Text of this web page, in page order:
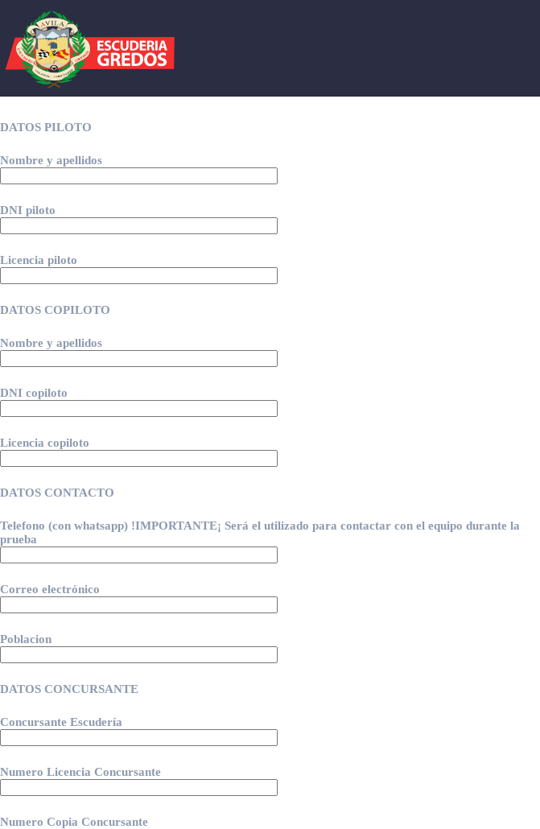
contenido
DATOS PILOTO
Nombre y apellidos
DNI piloto
Licencia piloto
DATOS COPILOTO
Nombre y apellidos
DNI copiloto
Licencia copiloto
DATOS CONTACTO
Telefono (con whatsapp) !IMPORTANTE¡ Será el utilizado para contactar con el equipo durante la
prueba
Correo electrónico
Poblacion
DATOS CONCURSANTE
Concursante Escudería
Numero Licencia Concursante
Numero Copia Concursante